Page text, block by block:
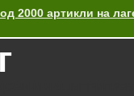
2000 артикли на